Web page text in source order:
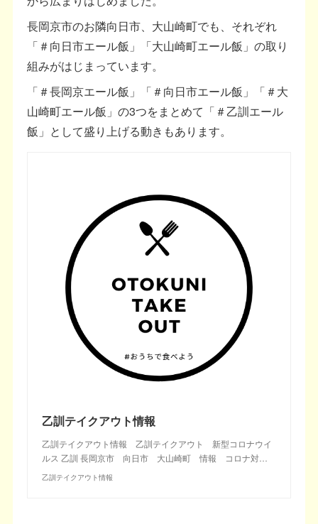
長岡京市のお隣向日市、大山崎町でも、それぞれ
「＃向日市エール飯」「大山崎町エール飯」の取り
組みがはじまっています。
「＃長岡京エール飯」「＃向日市エール飯」「＃大
山崎町エール飯」の3つをまとめて「＃乙訓エール
飯」として盛り上げる動きもあります。
乙訓テイクアウト情報
乙訓テイクアウト情報 乙訓テイクアウト 新型コロナウイ
ルス 乙訓 長岡京市 向日市 大山崎町 情報 コロナ対…
乙訓テイクアウト情報